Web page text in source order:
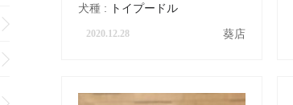
犬種 : トイプードル
2020.12.28 葵店